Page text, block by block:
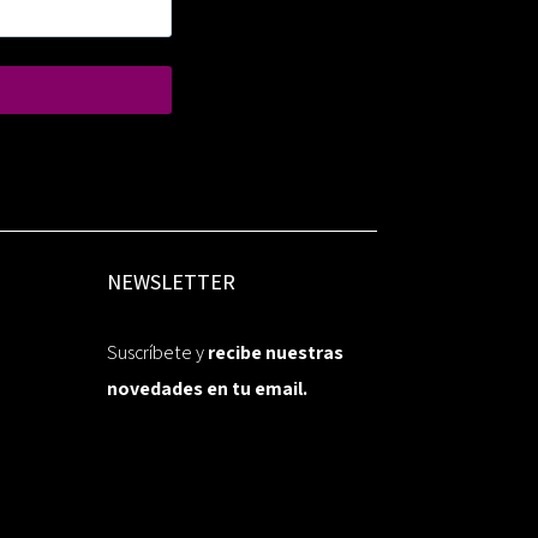
NEWSLETTER
Suscríbete yrecibe nuestras
novedades en tu email.